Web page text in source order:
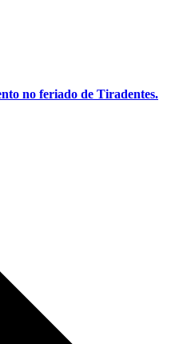
no feriado de Tiradentes.